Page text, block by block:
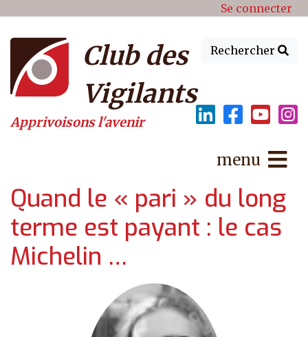
Menu du compte de Se connecter
Rechercher
Club des
Vigilants
Apprivoisons l'avenir
menu
Quand le « pari » du long
terme est payant : le cas
Michelin …